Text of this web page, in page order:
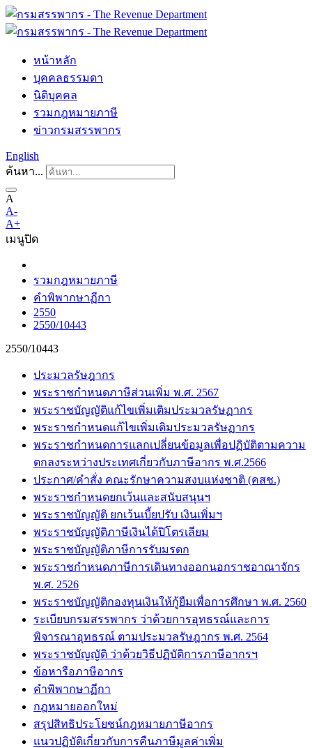
หน้าหลัก
บุคคลธรรมดา
นิติบุคคล
รวมกฎหมายภาษี
ข่าวกรมสรรพากร
English
ค้นหา...
A
A-
A+
เมนูปิด
รวมกฎหมายภาษี
คำพิพากษาฏีกา
2550
2550/10443
2550/10443
ประมวลรัษฎากร
พระราชกำหนดภาษีส่วนเพิ่ม พ.ศ. 2567
พระราชบัญญัติแก้ไขเพิ่มเติมประมวลรัษฏากร
พระราชกำหนดแก้ไขเพิ่มเติมประมวลรัษฏากร
พระราชกำหนดการแลกเปลี่ยนข้อมูลเพื่อปฏิบัติตามความ
ตกลงระหว่างประเทศเกี่ยวกับภาษีอากร พ.ศ.2566
ประกาศ/คำสั่ง คณะรักษาความสงบแห่งชาติ (คสช.)
พระราชกำหนดยกเว้นและสนับสนุนฯ
พระราชบัญญัติ ยกเว้นเบี้ยปรับ เงินเพิ่มฯ
พระราชบัญญัติภาษีเงินได้ปิโตรเลียม
พระราชบัญญัติภาษีการรับมรดก
พระราชกำหนดภาษีการเดินทางออกนอกราชอาณาจักร
พ.ศ. 2526
พระราชบัญญัติกองทุนเงินให้กู้ยืมเพื่อการศึกษา พ.ศ. 2560
ระเบียบกรมสรรพากร ว่าด้วยการอุทธรณ์และการ
พิจารณาอุทธรณ์ ตามประมวลรัษฎากร พ.ศ. 2564
พระราชบัญญัติ ว่าด้วยวิธีปฏิบัติการภาษีอากรฯ
ข้อหารือภาษีอากร
คำพิพากษาฏีกา
กฎหมายออกใหม่
สรุปสิทธิประโยชน์กฎหมายภาษีอากร
แนวปฏิบัติเกี่ยวกับการคืนภาษีมูลค่าเพิ่ม